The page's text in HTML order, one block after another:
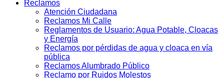
Reclamos
Atención Ciudadana
Reclamos Mi Calle
Reglamentos de Usuario: Agua Potable, Cloacas
y Energía
Reclamos por pérdidas de agua y cloaca en vía
pública
Reclamos Alumbrado Público
Reclamo por Ruidos Molestos